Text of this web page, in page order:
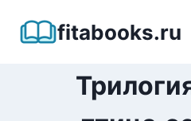
fitabooks.ru